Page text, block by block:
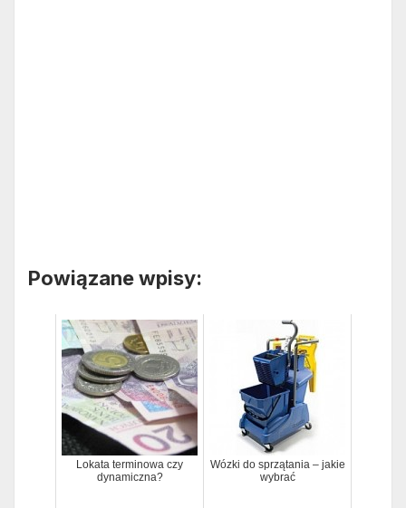
Powiązane wpisy:
Lokata terminowa czy
dynamiczna?
Wózki do sprzątania – jakie
wybrać